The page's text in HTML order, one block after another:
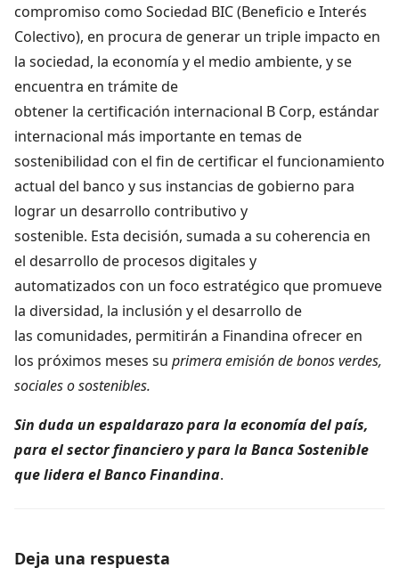
compromiso como Sociedad BIC (Beneficio e Interés
Colectivo), en procura de generar un triple impacto en
la sociedad, la economía y el medio ambiente, y se
encuentra en trámite de
obtener la certificación internacional B Corp, estándar
internacional más importante en temas de
sostenibilidad con el fin de certificar el funcionamiento
actual del banco y sus instancias de gobierno para
lograr un desarrollo contributivo y
sostenible. Esta decisión, sumada a su coherencia en
el desarrollo de procesos digitales y
automatizados con un foco estratégico que promueve
la diversidad, la inclusión y el desarrollo de
las comunidades, permitirán a Finandina ofrecer en
los próximos meses su primera emisión de bonos verdes,
sociales o sostenibles.
Sin duda un espaldarazo para la economía del país,
para el sector financiero y para la Banca Sostenible
que lidera el Banco Finandina.
Deja una respuesta